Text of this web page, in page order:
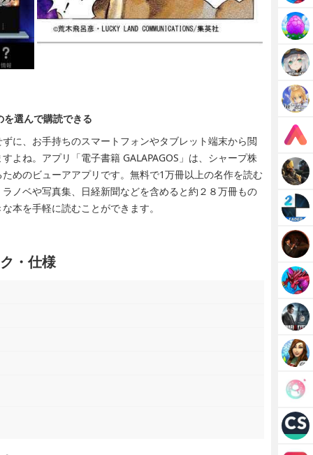
選んで購読できる
に、お手持ちのスマートフォンやタブレット端末から閲
よね。アプリ「電子書籍 GALAPAGOS」は、シャープ株
めのビューアアプリです。無料で1万冊以上の名作を読む
ノベや写真集、日経新聞などを含めると約２８万冊もの
本を手軽に読むことができます。
・仕様